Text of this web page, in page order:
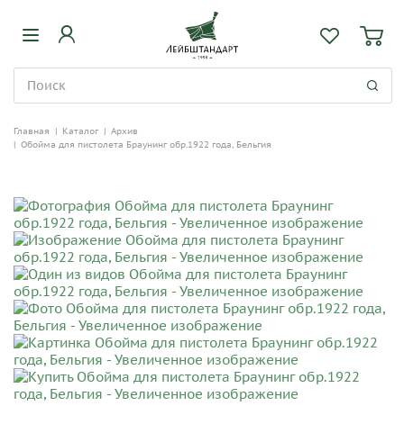
Главная | Каталог | Архив
| Обойма для пистолета Браунинг обр.1922 года, Бельгия